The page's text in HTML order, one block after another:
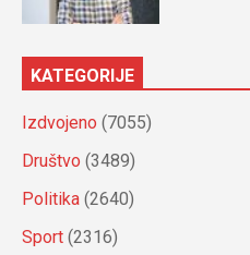
KATEGORIJE
Izdvojeno (7055)
Društvo (3489)
Politika (2640)
Sport (2316)